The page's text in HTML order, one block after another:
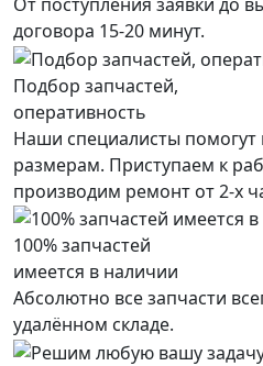
договора 15-20 минут.
Подбор запчастей,
оперативность
Наши специалисты помогут
размерам. Приступаем к
производим ремонт от 2-х
100% запчастей
имеется в наличии
Абсолютно все запчасти
удалённом складе.